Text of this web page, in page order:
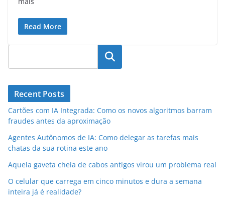
Read More
Pesquisar
Recent Posts
Cartões com IA Integrada: Como os novos algoritmos barram
fraudes antes da aproximação
Agentes Autônomos de IA: Como delegar as tarefas mais
chatas da sua rotina este ano
Aquela gaveta cheia de cabos antigos virou um problema real
O celular que carrega em cinco minutos e dura a semana
inteira já é realidade?